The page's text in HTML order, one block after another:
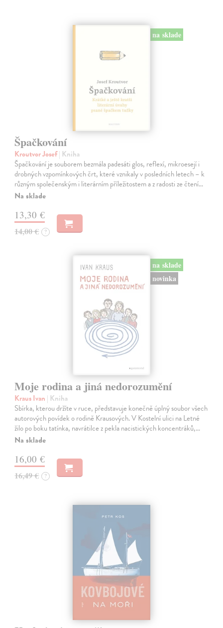
na sklade
Špačkování
Kroutvor Josef| Kniha
Špačkování je souborem bezmála padesáti glos, reflexí, mikroesejí i
drobných vzpomínkových črt, které vznikaly v posledních letech – k
různým společenským i literárním příležitostem a z radosti ze čtení…
Na sklade
13,30 €
14,00 € ?
na sklade
novinka
Moje rodina a jiná nedorozumění
Kraus Ivan | Kniha
Sbírka, kterou držíte v ruce, představuje konečně úplný soubor všech
autorových povídek o rodině Krausových. V Kostelní ulici na Letné
žilo po boku tatínka, navrátilce z pekla nacistických koncentráků,…
Na sklade
16,00 €
16,49 € ?